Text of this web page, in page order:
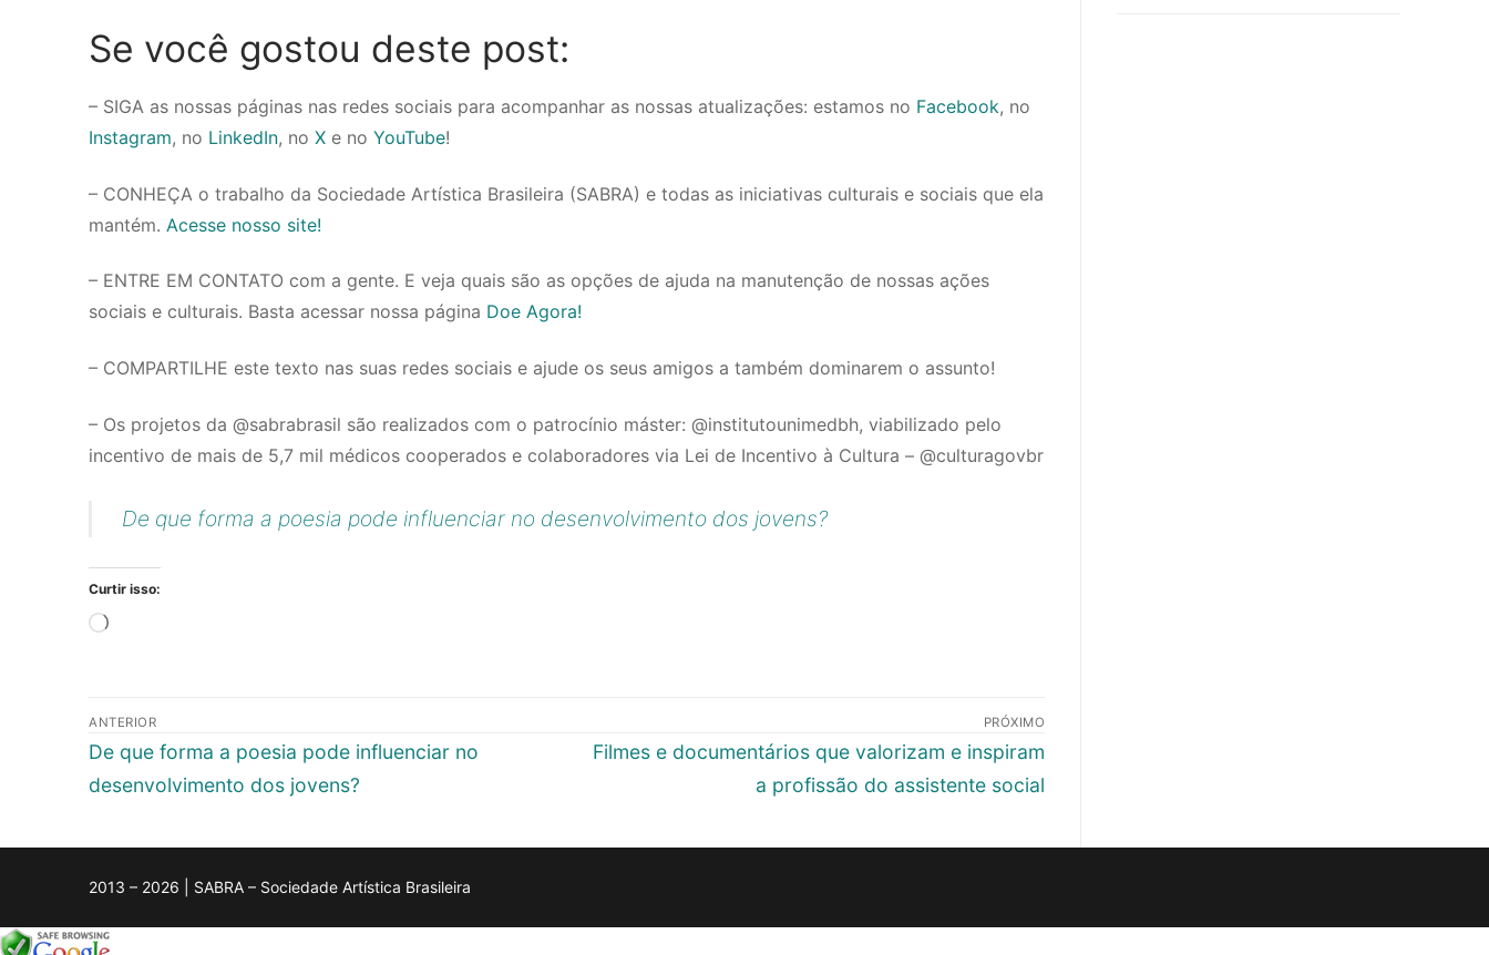
Se você gostou deste post:
– SIGA as nossas páginas nas redes sociais para acompanhar as nossas atualizações: estamos no Facebook, no
Instagram, no LinkedIn, no X e no YouTube!
– CONHEÇA o trabalho da Sociedade Artística Brasileira (SABRA) e todas as iniciativas culturais e sociais que ela
mantém. Acesse nosso site!
– ENTRE EM CONTATO com a gente. E veja quais são as opções de ajuda na manutenção de nossas ações
sociais e culturais. Basta acessar nossa página Doe Agora!
– COMPARTILHE este texto nas suas redes sociais e ajude os seus amigos a também dominarem o assunto!
– Os projetos da @sabrabrasil são realizados com o patrocínio máster: @institutounimedbh, viabilizado pelo
incentivo de mais de 5,7 mil médicos cooperados e colaboradores via Lei de Incentivo à Cultura – @culturagovbr
De que forma a poesia pode influenciar no desenvolvimento dos jovens?
Curtir isso:
Carregando...
Navegação
de
Post
ANTERIOR
Post
anterior:
De que forma a poesia pode influenciar no
desenvolvimento dos jovens?
PRÓXIMO
Próximo
Filmes e documentários que valorizam e inspiram
a profissão do assistente social
2013 – 2026 | SABRA – Sociedade Artística Brasileira